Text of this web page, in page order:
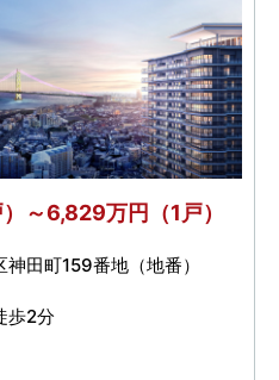
～6,829万円（1戸）
田町159番地（地番）
歩2分